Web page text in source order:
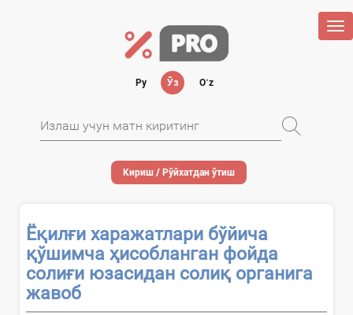
Ру Ўз Oʻz
Кириш / Рўйхатдан ўтиш
Ёқилғи харажатлари бўйича
қўшимча ҳисобланган фойда
солиғи юзасидан солиқ органига
жавоб